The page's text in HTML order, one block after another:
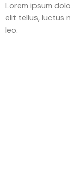
Lorem ipsum
elit tellus, luctus
leo.